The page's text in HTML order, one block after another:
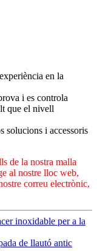
en la
i es controla
que el nivell
solucions i accessoris
de la nostra malla
al nostre lloc web,
correu electrònic,
inoxidable per a la
de llautó antic